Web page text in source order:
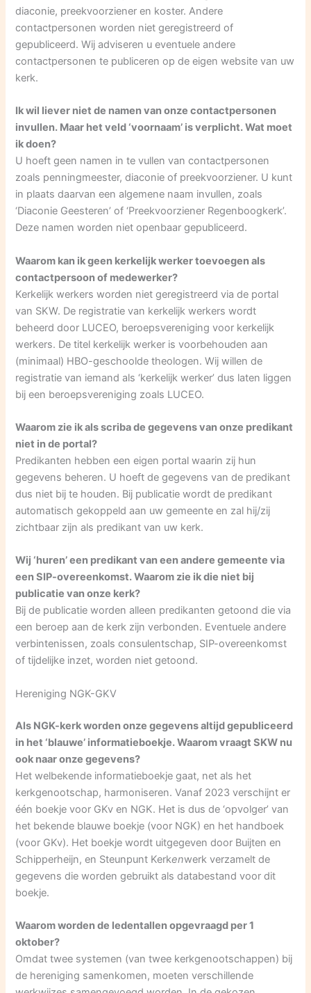
diaconie, preekvoorziener en koster. Andere
contactpersonen worden niet geregistreerd of
gepubliceerd. Wij adviseren u eventuele andere
contactpersonen te publiceren op de eigen website van uw
kerk.
Ik wil liever niet de namen van onze contactpersonen
invullen. Maar het veld ‘voornaam’ is verplicht. Wat moet
ik doen?
U hoeft geen namen in te vullen van contactpersonen
zoals penningmeester, diaconie of preekvoorziener. U kunt
in plaats daarvan een algemene naam invullen, zoals
‘Diaconie Geesteren’ of ‘Preekvoorziener Regenboogkerk’.
Deze namen worden niet openbaar gepubliceerd.
Waarom kan ik geen kerkelijk werker toevoegen als
contactpersoon of medewerker?
Kerkelijk werkers worden niet geregistreerd via de portal
van SKW. De registratie van kerkelijk werkers wordt
beheerd door LUCEO, beroepsvereniging voor kerkelijk
werkers. De titel kerkelijk werker is voorbehouden aan
(minimaal) HBO-geschoolde theologen. Wij willen de
registratie van iemand als ‘kerkelijk werker’ dus laten liggen
bij een beroepsvereniging zoals LUCEO.
Waarom zie ik als scriba de gegevens van onze predikant
niet in de portal?
Predikanten hebben een eigen portal waarin zij hun
gegevens beheren. U hoeft de gegevens van de predikant
dus niet bij te houden. Bij publicatie wordt de predikant
automatisch gekoppeld aan uw gemeente en zal hij/zij
zichtbaar zijn als predikant van uw kerk.
Wij ‘huren’ een predikant van een andere gemeente via
een SIP-overeenkomst. Waarom zie ik die niet bij
publicatie van onze kerk?
Bij de publicatie worden alleen predikanten getoond die via
een beroep aan de kerk zijn verbonden. Eventuele andere
verbintenissen, zoals consulentschap, SIP-overeenkomst
of tijdelijke inzet, worden niet getoond.
Hereniging NGK-GKV
Als NGK-kerk worden onze gegevens altijd gepubliceerd
in het ‘blauwe’ informatieboekje. Waarom vraagt SKW nu
ook naar onze gegevens?
Het welbekende informatieboekje gaat, net als het
kerkgenootschap, harmoniseren. Vanaf 2023 verschijnt er
één boekje voor GKv en NGK. Het is dus de ‘opvolger’ van
het bekende blauwe boekje (voor NGK) en het handboek
(voor GKv). Het boekje wordt uitgegeven door Buijten en
Schipperheijn, en Steunpunt Kerkenwerk verzamelt de
gegevens die worden gebruikt als databestand voor dit
boekje.
Waarom worden de ledentallen opgevraagd per 1
oktober?
Omdat twee systemen (van twee kerkgenootschappen) bij
de hereniging samenkomen, moeten verschillende